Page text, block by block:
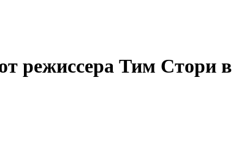
режиссера Тим Стори в